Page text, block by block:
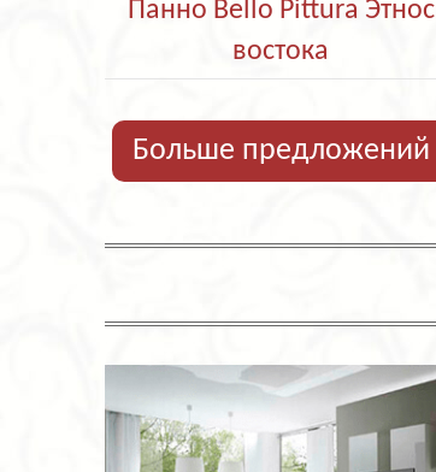
Панно Bello Pittura Этнос
востока
Больше предложений